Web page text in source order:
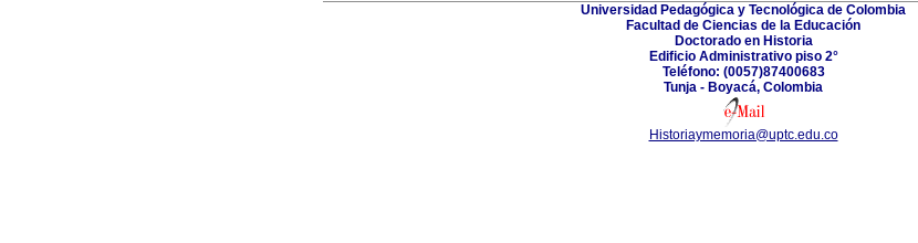
Universidad Pedagógica y Tecnológica de Colombia
Facultad de Ciencias de la Educación
Doctorado en Historia
Edificio Administrativo piso 2°
Teléfono: (0057)87400683
Tunja - Boyacá, Colombia
Historiaymemoria@uptc.edu.co